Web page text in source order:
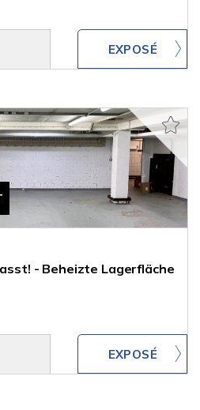
- Beheizte Lagerfläche